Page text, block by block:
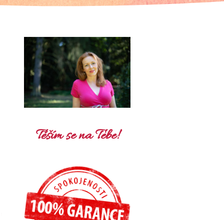
Těším se na Tebe!